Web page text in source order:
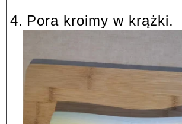
4. Pora kroimy w krążki.